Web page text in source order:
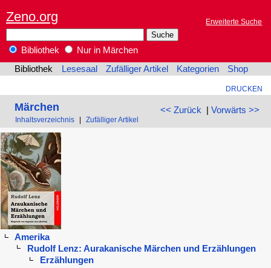
Zeno.org Erweiterte Suche
Bibliothek
Nur in Märchen
Bibliothek
Lesesaal Zufälliger Artikel Kategorien Shop
DRUCKEN
<< Zurück | Vorwärts >>
Märchen
Inhaltsverzeichnis Zufälliger Artikel
Amerika
Rudolf Lenz: Aurakanische Märchen und Erzählungen
Erzählungen